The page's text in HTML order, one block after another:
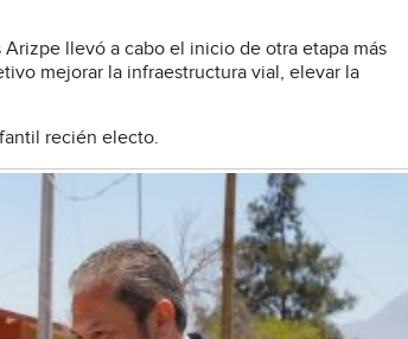
llevó a cabo el inicio de otra etapa más
mejorar la infraestructura vial, elevar la
recién electo.